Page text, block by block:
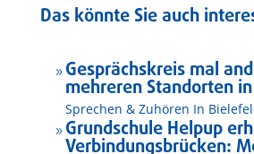
Das könnte Sie auch
9 Gesprächskreis mal
mehreren Standorten
Sprechen & Zuhören In
9 Grundschule Helpup
Verbindungsbrücken: